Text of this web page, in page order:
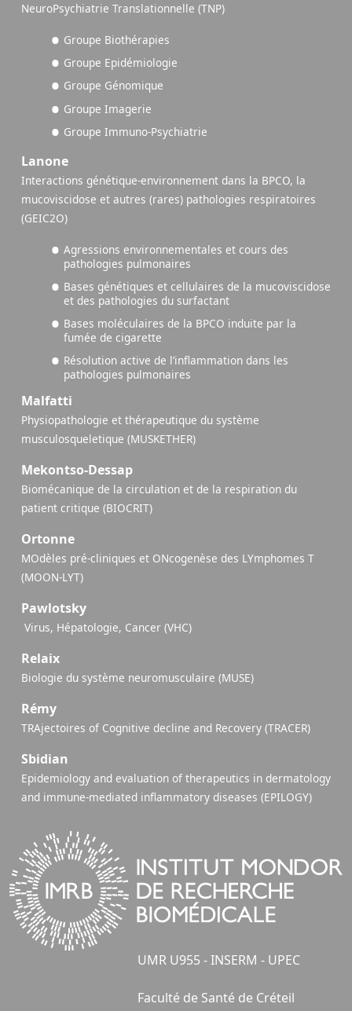
NeuroPsychiatrie Translationnelle (TNP)
Groupe Biothérapies
Groupe Epidémiologie
Groupe Génomique
Groupe Imagerie
Groupe Immuno-Psychiatrie
Lanone
Interactions génétique-environnement dans la BPCO, la
mucoviscidose et autres (rares) pathologies respiratoires
(GEIC2O)
Agressions environnementales et cours des
pathologies pulmonaires
Bases génétiques et cellulaires de la mucoviscidose
et des pathologies du surfactant
Bases moléculaires de la BPCO induite par la
fumée de cigarette
Résolution active de l’inflammation dans les
pathologies pulmonaires
Malfatti
Physiopathologie et thérapeutique du système
musculosqueletique (MUSKETHER)
Mekontso-Dessap
Biomécanique de la circulation et de la respiration du
patient critique (BIOCRIT)
Ortonne
MOdèles pré-cliniques et ONcogenèse des LYmphomes T
(MOON-LYT)
Pawlotsky
​ Virus, Hépatologie, Cancer (VHC)
Relaix
Biologie du système neuromusculaire (MUSE)
Rémy
TRAjectoires of Cognitive decline and Recovery (TRACER)
Sbidian
Epidemiology and evaluation of therapeutics in dermatology
and immune-mediated inflammatory diseases (EPILOGY)
UMR U955 - INSERM - UPEC
Faculté de Santé de Créteil